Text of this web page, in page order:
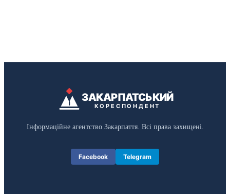
ЗАКАРПАТСЬКИЙ
КОРЕСПОНДЕНТ
Інформаційне агентство Закарпаття. Всі права захищені.
Facebook Telegram